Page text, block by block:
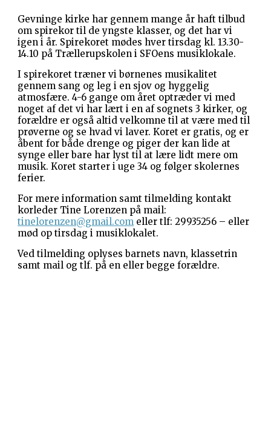
Gevninge kirke har gennem mange år haft tilbud
om spirekor til de yngste klasser, og det har vi
igen i år. Spirekoret mødes hver tirsdag kl. 13.30-
14.10 på Trællerupskolen i SFOens musiklokale.
I spirekoret træner vi børnenes musikalitet
gennem sang og leg i en sjov og hyggelig
atmosfære. 4-6 gange om året optræder vi med
noget af det vi har lært i en af sognets 3 kirker, og
forældre er også altid velkomne til at være med til
prøverne og se hvad vi laver. Koret er gratis, og er
åbent for både drenge og piger der kan lide at
synge eller bare har lyst til at lære lidt mere om
musik. Koret starter i uge 34 og følger skolernes
ferier.
For mere information samt tilmelding kontakt
korleder Tine Lorenzen på mail:
tinelorenzen@gmail.com eller tlf: 29935256 – eller
mød op tirsdag i musiklokalet.
Ved tilmelding oplyses barnets navn, klassetrin
samt mail og tlf. på en eller begge forældre.